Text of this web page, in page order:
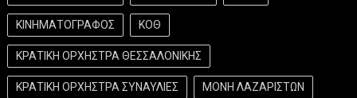
ΚΙΝΗΜΑΤΟΓΡΑΦΟΣ ΚΟΘ
ΚΡΑΤΙΚΗ ΟΡΧΗΣΤΡΑ ΘΕΣΣΑΛΟΝΙΚΗΣ
ΚΡΑΤΙΚΗ ΟΡΧΗΣΤΡΑ ΣΥΝΑΥΛΙΕΣ ΜΟΝΗ ΛΑΖΑΡΙΣΤΩΝ